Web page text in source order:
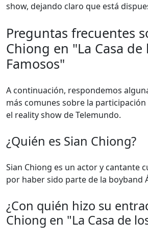
show, dejando claro que está
Preguntas frecuentes
Chiong en "La Casa de
Famosos"
A continuación, respondemos
más comunes sobre la participación
el reality show de Telemundo.
¿Quién es Sian Chiong?
Sian Chiong es un actor y cantante
por haber sido parte de la boyband
¿Con quién hizo su
Chiong en "La Casa de